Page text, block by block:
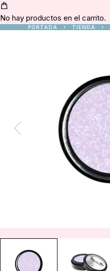
No hay productos en el carrito.
PORTADA TIENDA